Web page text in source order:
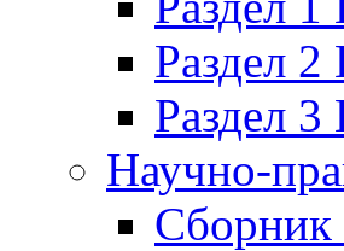
Раздел
Раздел
Научно-
Сборник